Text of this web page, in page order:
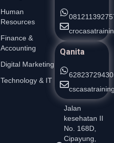
Human
Resources
Finance &
Accounting
Digital Marketing
Technology & IT
Qanita
Jalan
kesehatan II
No. 168D,
Cipayung,